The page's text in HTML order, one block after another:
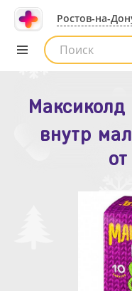
Ростов-на-
Список аптек
внутр
от
Зодак